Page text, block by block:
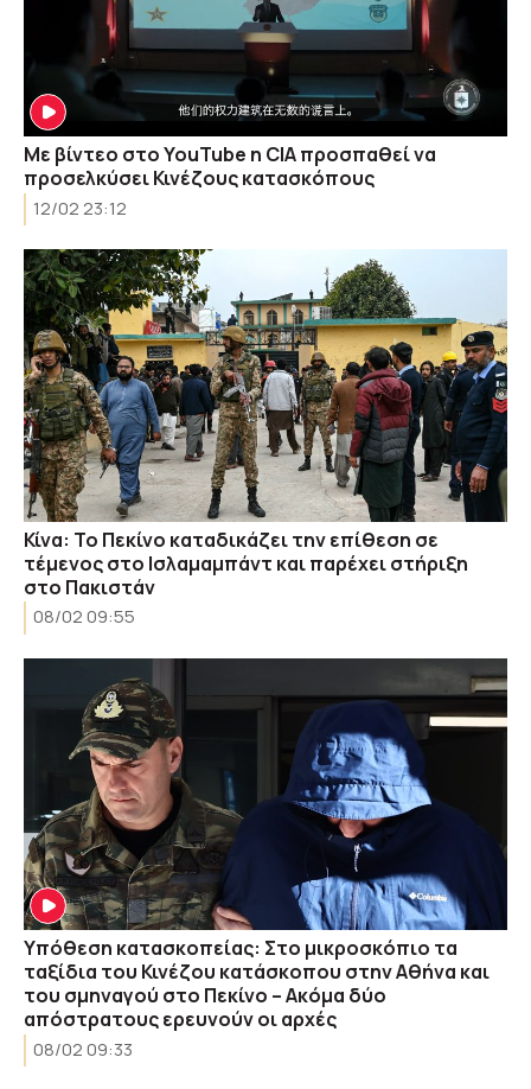
Με βίντεο στο YouTube η CIA προσπαθεί να
προσελκύσει Κινέζους κατασκόπους
12/02 23:12
Κίνα: Το Πεκίνο καταδικάζει την επίθεση σε
τέμενος στο Ισλαμαμπάντ και παρέχει στήριξη
στο Πακιστάν
08/02 09:55
Υπόθεση κατασκοπείας: Στο μικροσκόπιο τα
ταξίδια του Κινέζου κατάσκοπου στην Αθήνα και
του σμηναγού στο Πεκίνο – Ακόμα δύο
απόστρατους ερευνούν οι αρχές
08/02 09:33